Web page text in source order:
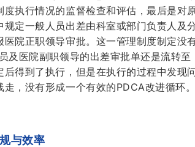
执行情况的监督检查和评估，最后是对
定一般人员出差由科室或部门负责人及
院正职领导审批。这一管理制度制定没
及医院副职领导的出差审批单还是流转至
得到了执行，但是在执行的过程中发现
，没有形成一个有效的PDCA改进循环
与效率